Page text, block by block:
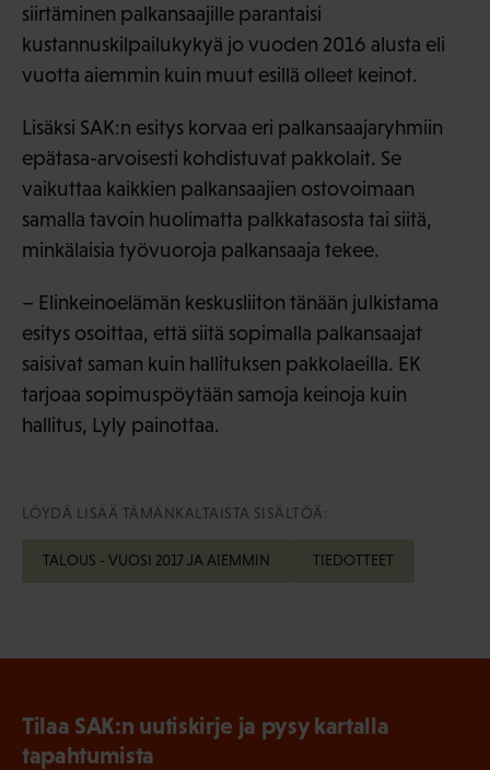
siirtäminen palkansaajille parantaisi
kustannuskilpailukykyä jo vuoden 2016 alusta eli
vuotta aiemmin kuin muut esillä olleet keinot.
Lisäksi SAK:n esitys korvaa eri palkansaajaryhmiin
epätasa-arvoisesti kohdistuvat pakkolait. Se
vaikuttaa kaikkien palkansaajien ostovoimaan
samalla tavoin huolimatta palkkatasosta tai siitä,
minkälaisia työvuoroja palkansaaja tekee.
– Elinkeinoelämän keskusliiton tänään julkistama
esitys osoittaa, että siitä sopimalla palkansaajat
saisivat saman kuin hallituksen pakkolaeilla. EK
tarjoaa sopimuspöytään samoja keinoja kuin
hallitus, Lyly painottaa.
LÖYDÄ LISÄÄ TÄMÄNKALTAISTA SISÄLTÖÄ:
TALOUS - VUOSI 2017 JA AIEMMIN TIEDOTTEET
Tilaa SAK:n uutiskirje ja pysy kartalla
tapahtumista